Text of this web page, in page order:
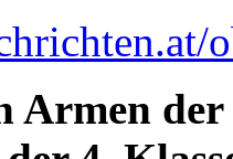
Armen